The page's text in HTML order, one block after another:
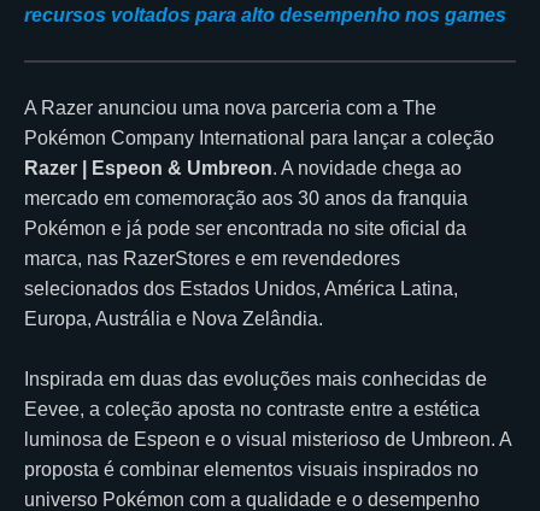
recursos voltados para alto desempenho nos games
A Razer anunciou uma nova parceria com a The
Pokémon Company International para lançar a coleção
Razer | Espeon & Umbreon. A novidade chega ao
mercado em comemoração aos 30 anos da franquia
Pokémon e já pode ser encontrada no site oficial da
marca, nas RazerStores e em revendedores
selecionados dos Estados Unidos, América Latina,
Europa, Austrália e Nova Zelândia.
Inspirada em duas das evoluções mais conhecidas de
Eevee, a coleção aposta no contraste entre a estética
luminosa de Espeon e o visual misterioso de Umbreon. A
proposta é combinar elementos visuais inspirados no
universo Pokémon com a qualidade e o desempenho